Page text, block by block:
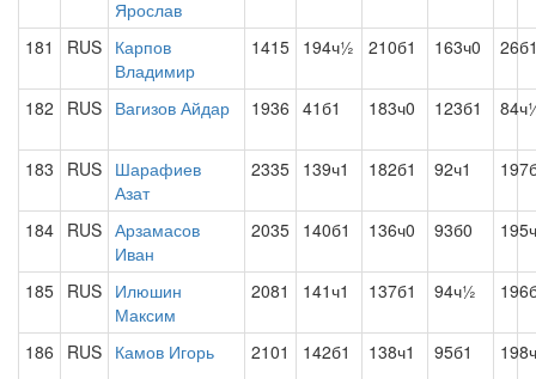
Ярослав
181
RUS Карпов
Владимир
1415 194ч½ 210б1 163ч0
182 RUS Вагизов Айдар 1936 41б1 183ч0 123б1
183 RUS Шарафиев
Азат
2335 139ч1 182б1 92ч1
184 RUS Арзамасов
Иван
2035 140б1 136ч0 93б0
185 RUS Илюшин
Максим
2081 141ч1 137б1 94ч½
186 RUS Камов Игорь 2101 142б1 138ч1 95б1